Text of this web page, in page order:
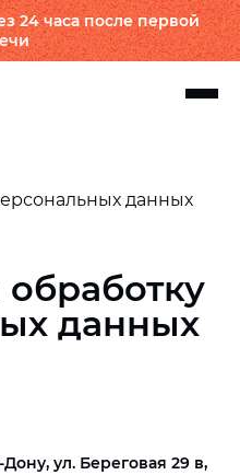
24 часа после первой
данных
данных
ул. Береговая 29 в,